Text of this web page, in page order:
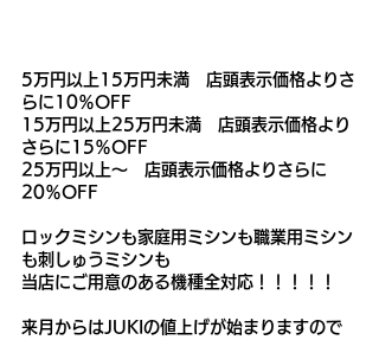
5万円以上15万円未満　店頭表示価格よりさ
らに10％OFF
15万円以上25万円未満　店頭表示価格より
さらに15％OFF
25万円以上～　店頭表示価格よりさらに
20％OFF
ロックミシンも家庭用ミシンも職業用ミシン
も刺しゅうミシンも
当店にご用意のある機種全対応！！！！！
来月からはJUKIの値上げが始まりますので